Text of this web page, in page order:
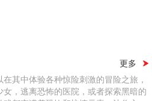
更多
在其中体验各种惊险刺激的冒险之旅，
，逃离恐怖的医院，或者探索黑暗的